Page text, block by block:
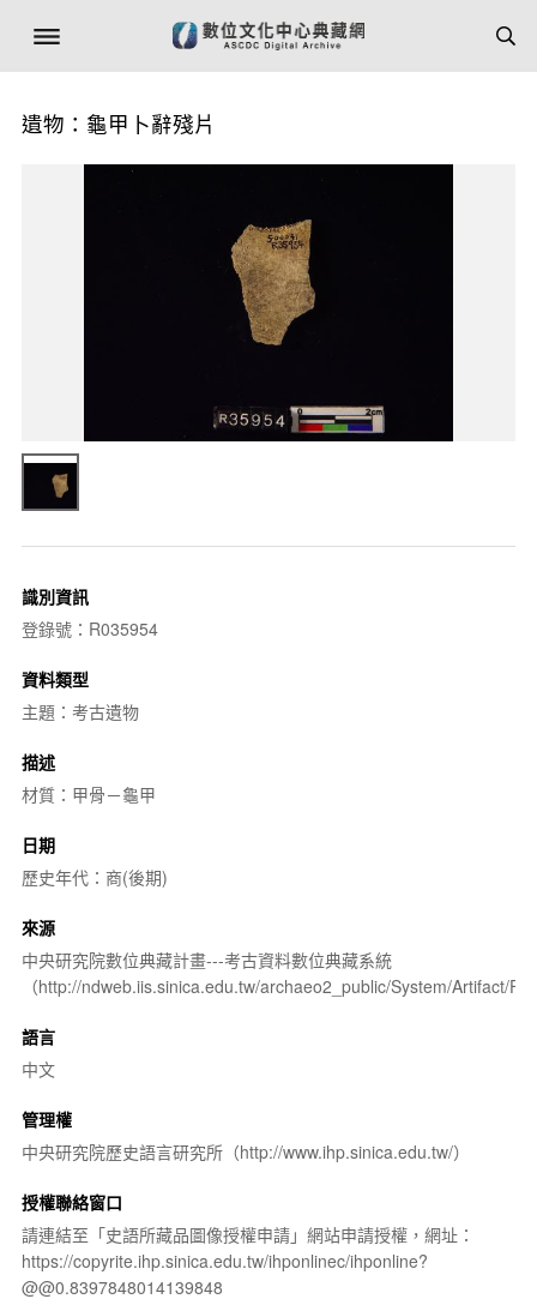
遺物：龜甲卜辭殘片
識別資訊
登錄號：R035954
資料類型
主題：考古遺物
描述
材質：甲骨－龜甲
日期
歷史年代：商(後期)
來源
中央研究院數位典藏計畫---考古資料數位典藏系統
（http://ndweb.iis.sinica.edu.tw/archaeo2_public/System/Artifact/
語言
中文
管理權
中央研究院歷史語言研究所（http://www.ihp.sinica.edu.tw/）
授權聯絡窗口
請連結至「史語所藏品圖像授權申請」網站申請授權，網址：
https://copyrite.ihp.sinica.edu.tw/ihponlinec/ihponline?
@@0.8397848014139848